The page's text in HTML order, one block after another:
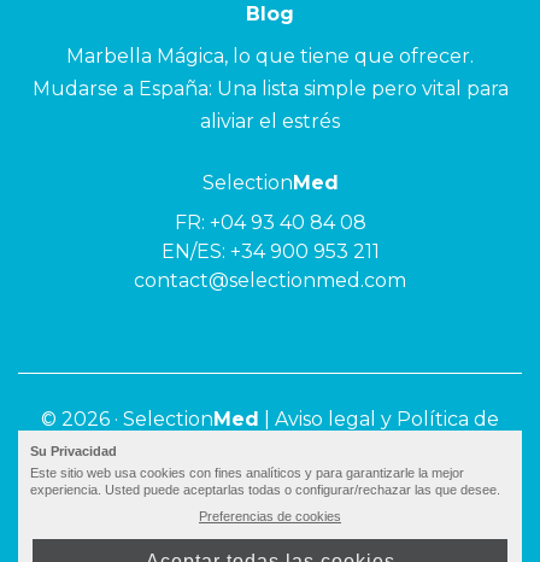
Blog
Marbella Mágica, lo que tiene que ofrecer.
Mudarse a España: Una lista simple pero vital para
aliviar el estrés
SelectionMed
FR: +04 93 40 84 08
EN/ES: +34 900 953 211
contact@selectionmed.com
© 2026 · SelectionMed
Aviso legal y Política de
Su Privacidad
Este sitio web usa cookies con fines analíticos y para garantizarle la mejor
experiencia. Usted puede aceptarlas todas o configurar/rechazar las que desee.
Preferencias de cookies